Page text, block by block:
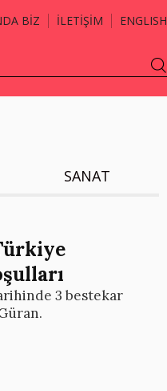
BİZ İLETİŞİM ENGLISH
SANAT
3 bestekar